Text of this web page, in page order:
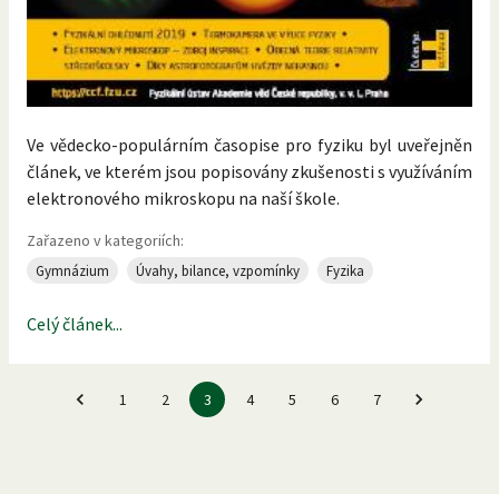
Ve vědecko-populárním časopise pro fyziku byl uveřejněn
článek, ve kterém jsou popisovány zkušenosti s využíváním
elektronového mikroskopu na naší škole.
Zařazeno v kategoriích:
Gymnázium Úvahy, bilance, vzpomínky Fyzika
Celý článek...
1 2 3 4 5 6 7